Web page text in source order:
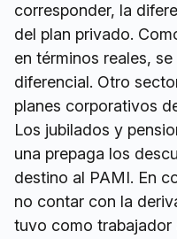
corresponder, la
del plan privado.
en términos reales,
diferencial. Otro
planes corporativos
Los jubilados y
una prepaga los
destino al PAMI. En
no contar con la
tuvo como trabajador